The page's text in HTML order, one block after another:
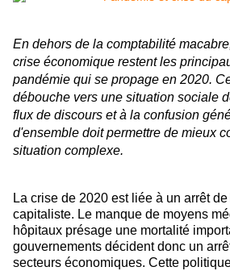
En dehors de la comptabilité
crise économique restent les
pandémie qui se propage en 2020.
débouche vers une situation sociale
flux de discours et à la confusion
d'ensemble doit permettre de mieux
situation complexe.
La crise de 2020 est liée à un arrêt de
capitaliste. Le manque de moyens
hôpitaux présage une mortalité
gouvernements décident donc un
secteurs économiques. Cette